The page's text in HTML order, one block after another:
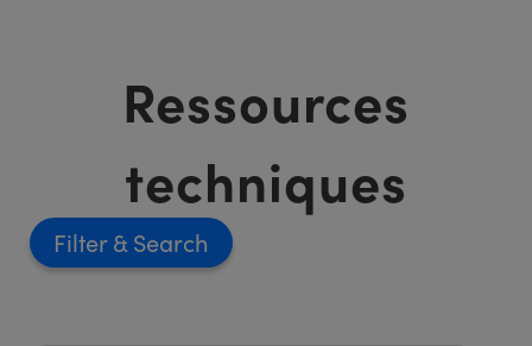
Ressources
techniques
Filter